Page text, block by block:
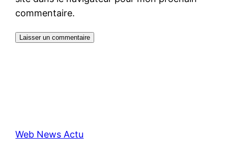
commentaire.
Web News Actu